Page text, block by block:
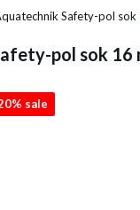
Safety-pol sok
pol sok 16
sale